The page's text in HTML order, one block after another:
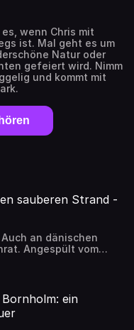
wenn Chris mit
ist. Mal geht es um
Natur oder
gefeiert wird. Nimm
und kommt mit
sauberen Strand -
an dänischen
Angespült vom
gereist. Damit es
Meer helfen. omhu:
Co-Gründer
Müll und er zeigt
kann.
ein